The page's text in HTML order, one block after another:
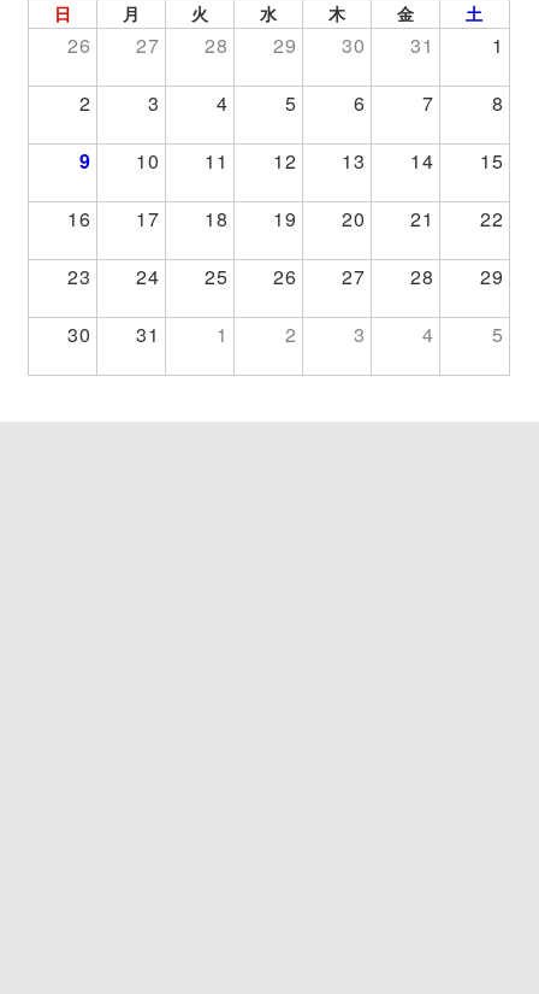
日 月 火 水 木 金 土
26 27 28 29 30 31 1
2 3 4 5 6 7 8
9 10 11 12 13 14 15
16 17 18 19 20 21 22
23 24 25 26 27 28 29
30 31 1 2 3 4 5